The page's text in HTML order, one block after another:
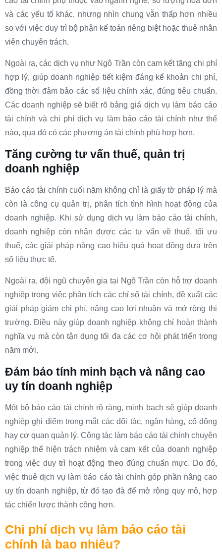
và các yếu tố khác, nhưng nhìn chung vẫn thấp hơn nhiều
so với việc duy trì bộ phận kế toán riêng biệt hoặc thuê nhân
viên chuyên trách.
Ngoài ra, các dịch vụ như Ngô Trần còn cam kết tăng chi phí
hợp lý, giúp doanh nghiệp tiết kiệm đáng kể khoản chi phí,
đồng thời đảm bảo các số liệu chính xác, đúng tiêu chuẩn.
Các doanh nghiệp sẽ biết rõ bảng giá dịch vụ làm báo cáo
tài chính và chi phí dịch vụ làm báo cáo tài chính như thế
nào, qua đó có các phương án tài chính phù hợp hơn.
Tăng cường tư vấn thuế, quản trị
doanh nghiệp
Báo cáo tài chính cuối năm không chỉ là giấy tờ pháp lý mà
còn là công cụ quản trị, phân tích tình hình hoạt động của
doanh nghiệp. Khi sử dụng dịch vụ làm báo cáo tài chính,
doanh nghiệp còn nhận được các tư vấn về thuế, tối ưu
thuế, các giải pháp nâng cao hiệu quả hoạt động dựa trên
số liệu thực tế.
Ngoài ra, đội ngũ chuyên gia tại Ngô Trần còn hỗ trợ doanh
nghiệp trong việc phân tích các chỉ số tài chính, đề xuất các
giải pháp giảm chi phí, nâng cao lợi nhuận và mở rộng thị
trường. Điều này giúp doanh nghiệp không chỉ hoàn thành
nghĩa vụ mà còn tận dụng tối đa các cơ hội phát triển trong
năm mới.
Đảm bảo tính minh bạch và nâng cao
uy tín doanh nghiệp
Một bộ báo cáo tài chính rõ ràng, minh bạch sẽ giúp doanh
nghiệp ghi điểm trong mắt các đối tác, ngân hàng, cổ đông
hay cơ quan quản lý. Công tác làm báo cáo tài chính chuyên
nghiệp thể hiện trách nhiệm và cam kết của doanh nghiệp
trong việc duy trì hoạt động theo đúng chuẩn mực. Do đó,
việc thuê dịch vụ làm báo cáo tài chính góp phần nâng cao
uy tín doanh nghiệp, từ đó tạo đà để mở rộng quy mô, hợp
tác chiến lược thành công hơn.
Chi phí dịch vụ làm báo cáo tài
chính là bao nhiêu?